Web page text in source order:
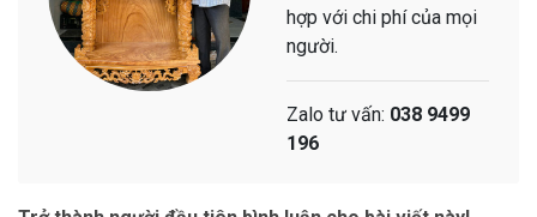
hợp với chi phí của mọi
người.
Zalo tư vấn: 038 9499
196